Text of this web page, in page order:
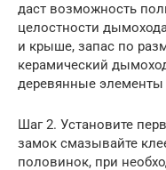
даст возможность
целостности
и крыше, запас по
керамический
деревянные элементы
Шаг 2. Установите
замок смазывайте
половинок, при